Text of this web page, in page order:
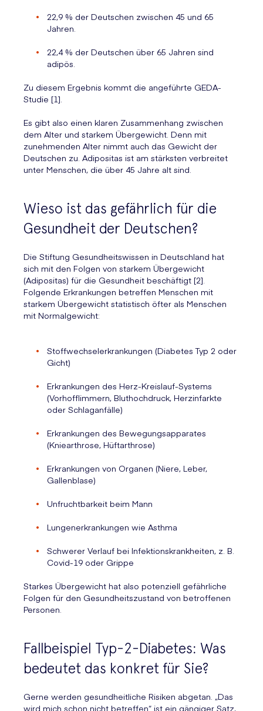
22,9 % der Deutschen zwischen 45 und 65
Jahren.
22,4 % der Deutschen über 65 Jahren sind
adipös.
Zu diesem Ergebnis kommt die angeführte GEDA-
Studie [1].
Es gibt also einen klaren Zusammenhang zwischen
dem Alter und starkem Übergewicht. Denn mit
zunehmenden Alter nimmt auch das Gewicht der
Deutschen zu. Adipositas ist am stärksten verbreitet
unter Menschen, die über 45 Jahre alt sind.
Wieso ist das gefährlich für die
Gesundheit der Deutschen?
Die Stiftung Gesundheitswissen in Deutschland hat
sich mit den Folgen von starkem Übergewicht
(Adipositas) für die Gesundheit beschäftigt [2].
Folgende Erkrankungen betreffen Menschen mit
starkem Übergewicht statistisch öfter als Menschen
mit Normalgewicht:
Stoffwechselerkrankungen (Diabetes Typ 2 oder
Gicht)
Erkrankungen des Herz-Kreislauf-Systems
(Vorhofflimmern, Bluthochdruck, Herzinfarkte
oder Schlaganfälle)
Erkrankungen des Bewegungsapparates
(Kniearthrose, Hüftarthrose)
Erkrankungen von Organen (Niere, Leber,
Gallenblase)
Unfruchtbarkeit beim Mann
Lungenerkrankungen wie Asthma
Schwerer Verlauf bei Infektionskrankheiten, z. B.
Covid-19 oder Grippe
Starkes Übergewicht hat also potenziell gefährliche
Folgen für den Gesundheitszustand von betroffenen
Personen.
Fallbeispiel Typ-2-Diabetes: Was
bedeutet das konkret für Sie?
Gerne werden gesundheitliche Risiken abgetan. „Das
wird mich schon nicht betreffen“ ist ein gängiger Satz,